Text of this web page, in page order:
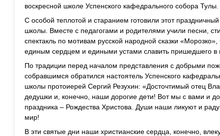
воскресной школе Успенского кафедрального собора Тулы.
С особой теплотой и старанием готовили этот
школы. Вместе с педагогами и родителями учили песни,
спектакль по мотивам русской народной сказки
единым сердцем и едиными устами славить пришедшего в
По традиции перед началом представления с добрыми
собравшимся обратился настоятель Успенского
школы протоиерей Сергий Резухин: «Досточтимый отец
дедушки и, конечно, наши дорогие дети! Вот мы с вами и
праздника – Рождества Христова. Души наши ликуют и
мир!
В эти святые дни наши христианские сердца, конечно,